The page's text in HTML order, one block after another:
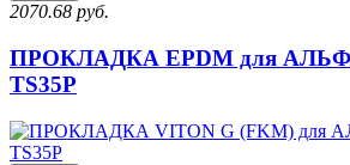
2070.68 руб.
ПРОКЛАДКА EPDM для
TS35P